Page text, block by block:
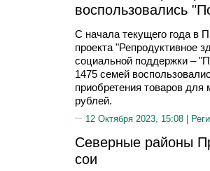
воспользовались
С начала текущего года в
проекта "Репродуктивное
социальной поддержки –
1475 семей
приобретения товаров
рублей.
12 Октября 2023, 15:08 |
Северные районы
сои